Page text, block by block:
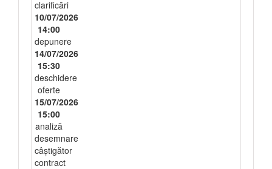
clarificări
10/07/2026
14:00
depunere
14/07/2026
15:30
deschidere
oferte
15/07/2026
15:00
analiză
desemnare
câștigător
contract